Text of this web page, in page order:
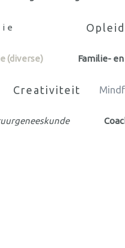
(diverse) Familie-
Creativiteit